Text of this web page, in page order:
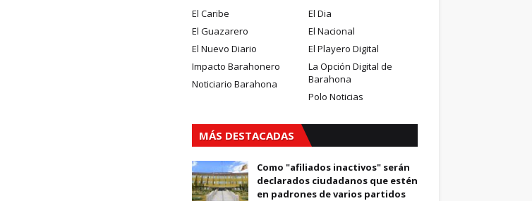
El Caribe
El Dia
El Guazarero
El Nacional
El Nuevo Diario
El Playero Digital
Impacto Barahonero
La Opción Digital de
Barahona
Noticiario Barahona
Polo Noticias
MÁS DESTACADAS
Como "afiliados inactivos" serán
declarados ciudadanos que estén
en padrones de varios partidos